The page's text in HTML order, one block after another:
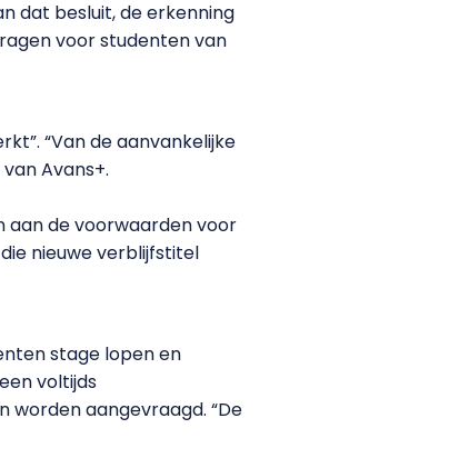
dat besluit, de erkenning
voor studenten van
“Van de aanvankelijke
Avans+.
aan de voorwaarden voor
nieuwe verblijfstitel
stage lopen en
voltijds
worden aangevraagd. “De